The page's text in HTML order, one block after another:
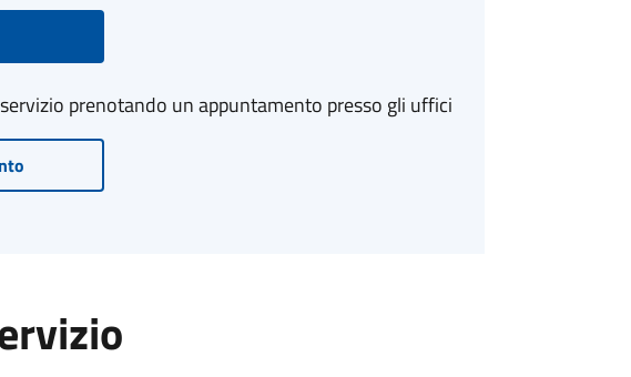
prenotando un appuntamento presso gli uffici